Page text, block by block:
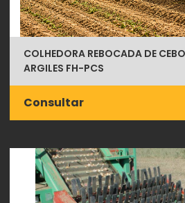
COLHEDORA REBOCADA DE
ARGILES FH-PCS
Consultar